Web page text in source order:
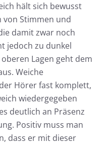
hält sich bewusst
Stimmen und
damit zwar noch
jedoch zu dunkel
Lagen geht dem
Weiche
Hörer fast komplett,
wiedergegeben
deutlich an Präsenz
Positiv muss man
dass er mit dieser